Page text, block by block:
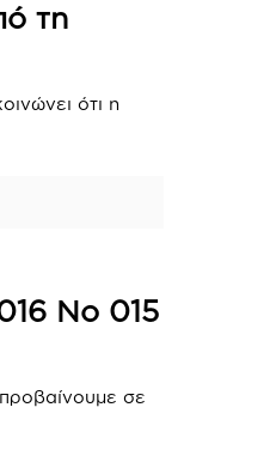
τη
ότι η
Νο 015
σε